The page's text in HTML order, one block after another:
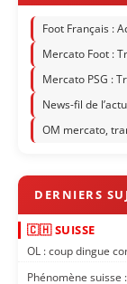
Foot Français :
Mercato Foot :
Mercato PSG :
News-fil de
OM mercato,
🇨🇭 SUISSE
OL : coup dingue
Phénomène suisse